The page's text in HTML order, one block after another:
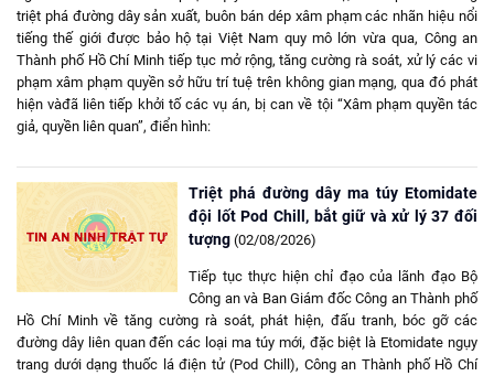
triệt phá đường dây sản xuất, buôn bán dép xâm phạm các nhãn hiệu nổi
tiếng thế giới được bảo hộ tại Việt Nam quy mô lớn vừa qua, Công an
Thành phố Hồ Chí Minh tiếp tục mở rộng, tăng cường rà soát, xử lý các vi
phạm xâm phạm quyền sở hữu trí tuệ trên không gian mạng, qua đó phát
hiện vàđã liên tiếp khởi tố các vụ án, bị can về tội “Xâm phạm quyền tác
giả, quyền liên quan”, điển hình:
Triệt phá đường dây ma túy Etomidate
đội lốt Pod Chill, bắt giữ và xử lý 37 đối
tượng (02/08/2026)
Tiếp tục thực hiện chỉ đạo của lãnh đạo Bộ
Công an và Ban Giám đốc Công an Thành phố
Hồ Chí Minh về tăng cường rà soát, phát hiện, đấu tranh, bóc gỡ các
đường dây liên quan đến các loại ma túy mới, đặc biệt là Etomidate ngụy
trang dưới dạng thuốc lá điện tử (Pod Chill), Công an Thành phố Hồ Chí